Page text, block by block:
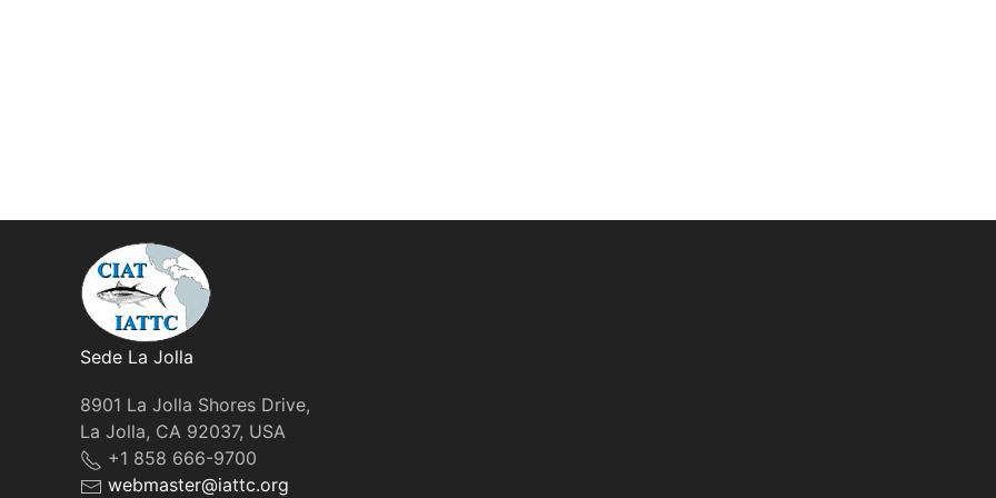
Sede La Jolla
8901 La Jolla Shores Drive,
La Jolla, CA 92037, USA
+1 858 666-9700
webmaster@iattc.org